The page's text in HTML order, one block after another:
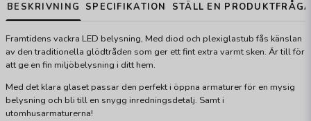
BESKRIVNING SPECIFIKATION STÄLL EN
Framtidens vackra LED belysning, Med diod och plexiglastub fås känslan
av den traditionella glödtråden som ger ett fint extra varmt sken. Är till för
att ge en fin miljöbelysning i ditt hem.
Med det klara glaset passar den perfekt i öppna armaturer för en mysig
belysning och bli till en snygg inredningsdetalj. Samt i
utomhusarmaturerna!